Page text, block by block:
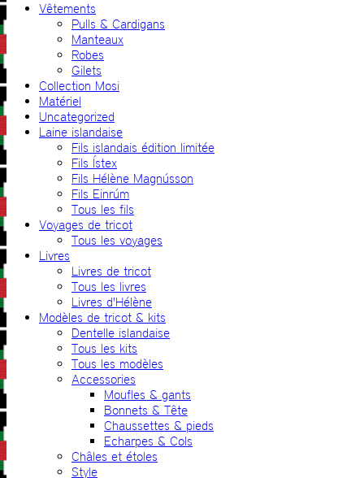
Vêtements
Pulls & Cardigans
Manteaux
Robes
Gilets
Collection Mosi
Matériel
Uncategorized
Laine islandaise
Fils islandais édition limitée
Fils Ístex
Fils Hélène Magnússon
Fils Einrúm
Tous les fils
Voyages de tricot
Tous les voyages
Livres
Livres de tricot
Tous les livres
Livres d'Hélène
Modèles de tricot & kits
Dentelle islandaise
Tous les kits
Tous les modèles
Accessories
Moufles & gants
Bonnets & Tête
Chaussettes & pieds
Echarpes & Cols
Châles et étoles
Style